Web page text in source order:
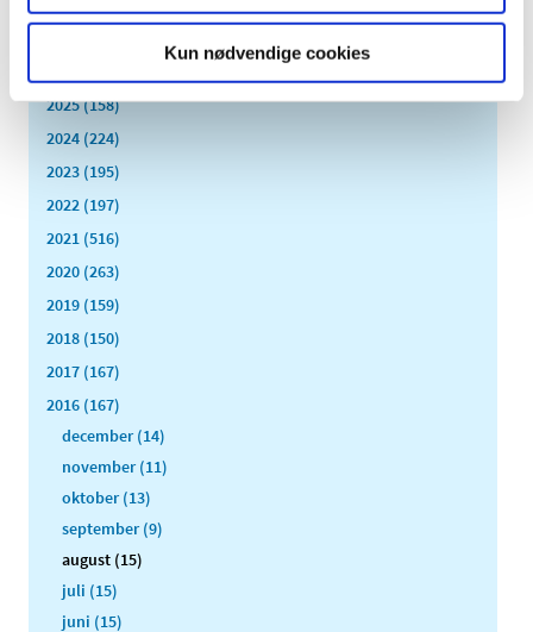
Kun nødvendige cookies
2025 (158)
2024 (224)
2023 (195)
2022 (197)
2021 (516)
2020 (263)
2019 (159)
2018 (150)
2017 (167)
2016 (167)
december (14)
november (11)
oktober (13)
september (9)
august (15)
juli (15)
juni (15)